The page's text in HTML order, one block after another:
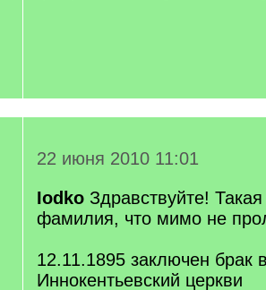
22 июня 2010 11:01
Iodko Здравствуйте!
фамилия, что мимо не
12.11.1895 заключен брак
Иннокентьевский церкви